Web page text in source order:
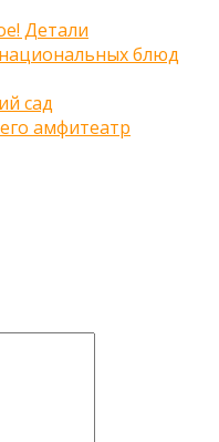
Детали
блюд
сад
амфитеатр